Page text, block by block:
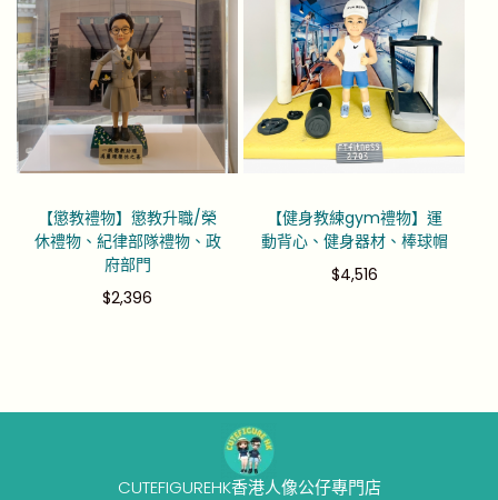
【懲教禮物】懲教升職/榮
休禮物、紀律部隊禮物、政
府部門
$2,396
【健身教練gym禮物】運
動背心、健身器材、棒球帽
$4,516
CUTEFIGUREHK香港人像公仔專門店